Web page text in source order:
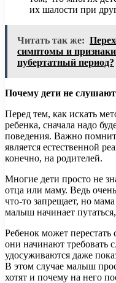
их шалости при
Читать так же:
симптомы и
пубертатный период?
Почему дети не
Перед тем, как искать
ребенка, сначала надо
поведения. Важно
является естественной
конечно, на родителей.
Многие дети просто не
отца или маму. Ведь
что-то запрещает, но
малыш начинает
Ребенок может перестать
они начинают требовать
удосуживаются даже
В этом случае малыш
хотят и почему на него